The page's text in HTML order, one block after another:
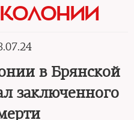
КОЛОНИИ
в Брянской
заключенного